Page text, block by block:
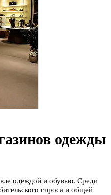
одежды
одеждой и обувью. Среди
спроса и общей